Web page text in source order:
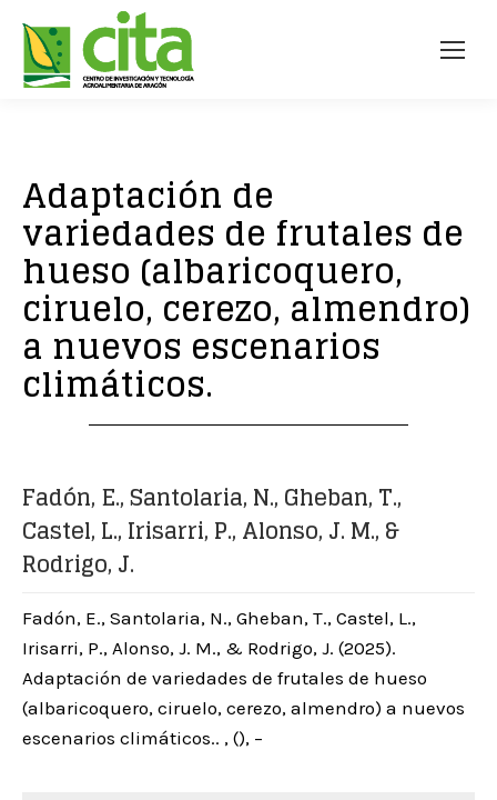
Adaptación de
variedades de frutales de
hueso (albaricoquero,
ciruelo, cerezo, almendro)
a nuevos escenarios
climáticos.
Fadón, E., Santolaria, N., Gheban, T.,
Castel, L., Irisarri, P., Alonso, J. M., &
Rodrigo, J.
Fadón, E., Santolaria, N., Gheban, T., Castel, L.,
Irisarri, P., Alonso, J. M., & Rodrigo, J. (2025).
Adaptación de variedades de frutales de hueso
(albaricoquero, ciruelo, cerezo, almendro) a nuevos
escenarios climáticos.. , (), –